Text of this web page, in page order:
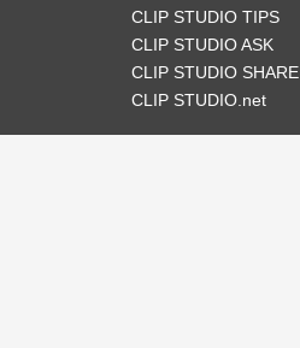
CLIP STUDIO TIPS
CLIP STUDIO ASK
CLIP STUDIO SHARE
CLIP STUDIO.net